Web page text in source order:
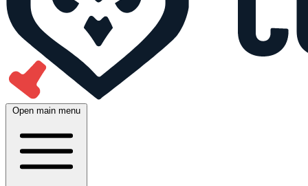
Open main menu